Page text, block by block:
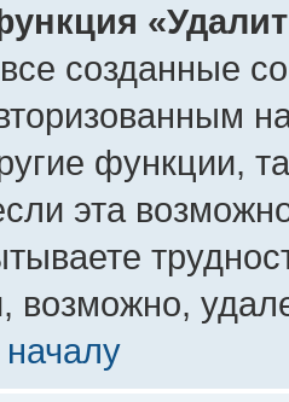
созданные
функции,
эта
возможно,